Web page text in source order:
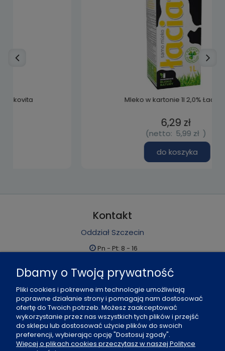
Mleko w kartonie 1l 2,0% Łaciate
Kontakt
Oddział Szczecin
Pn - Pt: 8 - 16
91 484 07 06
biuro@office-land.pl
Fax: 91 484 49 27
O nas
Dbamy o Twoją prywatność
Pliki cookies i pokrewne im technologie umożliwiają
poprawne działanie strony i pomagają nam dostosować
ofertę do Twoich potrzeb. Możesz zaakceptować
wykorzystanie przez nas wszystkich tych plików i przejść
do sklepu lub dostosować użycie plików do swoich
preferencji, wybierając opcję "Dostosuj zgody".
Więcej o plikach cookies przeczytasz w naszej Polityce